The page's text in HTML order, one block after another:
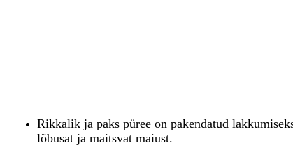
Rikkalik ja paks püree on pakendatud
lõbusat ja maitsvat maiust.